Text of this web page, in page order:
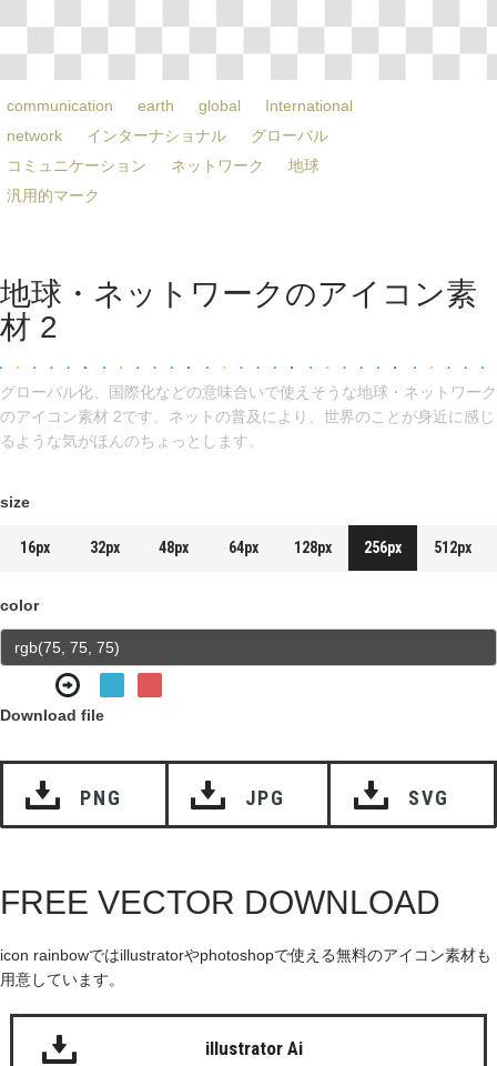
communication earth global
International
network
インターナショナル
グローバル
コミュニケーション
ネットワーク
地球
汎用的マーク
地球・ネットワークのアイコン素
材 2
グローバル化、国際化などの意味合いで使えそうな地球・ネットワーク
のアイコン素材 2です。ネットの普及により、世界のことが身近に感じ
るような気がほんのちょっとします。
size
16px 32px 48px 64px 128px 256px 512px
color
Download file
PNG JPG SVG
FREE VECTOR DOWNLOAD
icon rainbowではillustratorやphotoshopで使える無料のアイコン素材も
用意しています。
illustrator Ai